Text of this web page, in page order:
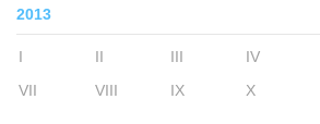
2013
I II III IV
VII
VIII IX X